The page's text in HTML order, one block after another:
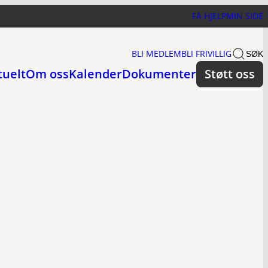
FÅ HJELPMIN SIDE
BLI MEDLEMBLI FRIVILLIG SØK
Om ossKalenderDokumenter Støtt oss